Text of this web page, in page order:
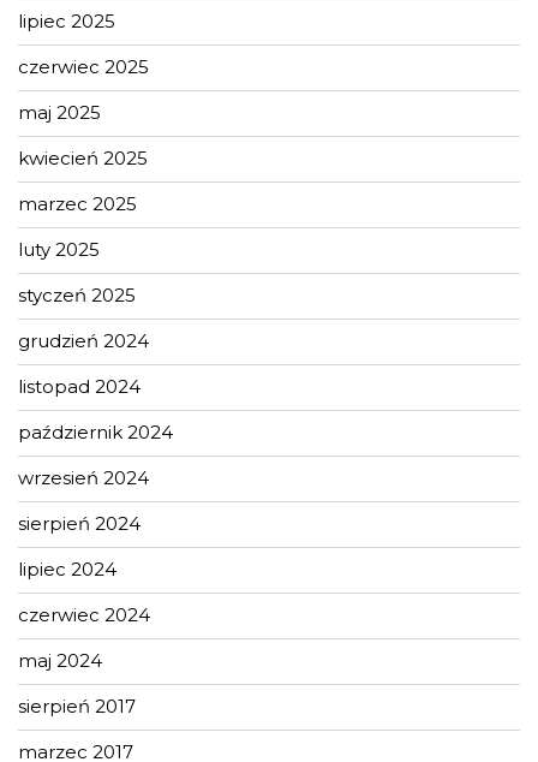
lipiec 2025
czerwiec 2025
maj 2025
kwiecień 2025
marzec 2025
luty 2025
styczeń 2025
grudzień 2024
listopad 2024
październik 2024
wrzesień 2024
sierpień 2024
lipiec 2024
czerwiec 2024
maj 2024
sierpień 2017
marzec 2017